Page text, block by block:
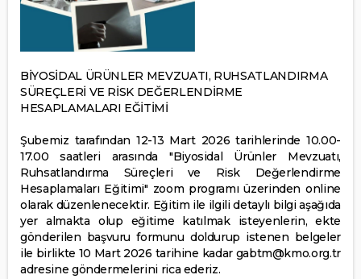
BİYOSİDAL ÜRÜNLER MEVZUATI, RUHSATLANDIRMA
SÜREÇLERİ VE RİSK DEĞERLENDİRME
HESAPLAMALARI EĞİTİMİ
Şubemiz tarafından 12-13 Mart 2026 tarihlerinde 10.00-
17.00 saatleri arasında "Biyosidal Ürünler Mevzuatı,
Ruhsatlandırma Süreçleri ve Risk Değerlendirme
Hesaplamaları Eğitimi" zoom programı üzerinden online
olarak düzenlenecektir. Eğitim ile ilgili detaylı bilgi aşağıda
yer almakta olup eğitime katılmak isteyenlerin, ekte
gönderilen başvuru formunu doldurup istenen belgeler
ile birlikte 10 Mart 2026 tarihine kadar gabtm@kmo.org.tr
adresine göndermelerini rica ederiz.